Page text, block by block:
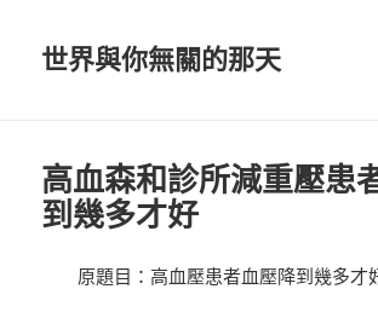
世界與你無關的那天
高血森和診所減重壓患
到幾多才好
原題目：高血壓患者血壓降到幾多才